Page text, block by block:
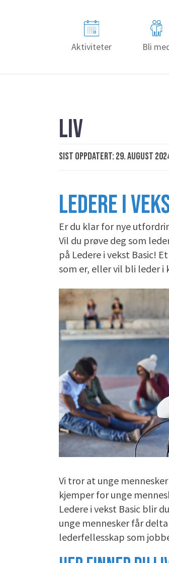
Aktiviteter Bli
LIV
Sist oppdatert: 29. august
LEDERE I
Er du klar for nye
Vil du prøve deg som
på Ledere i vekst Basic!
som er, eller vil bli leder
Vi tror at unge
kjemper for unge
Ledere i vekst Basic blir
unge mennesker får
lederfellesskap som